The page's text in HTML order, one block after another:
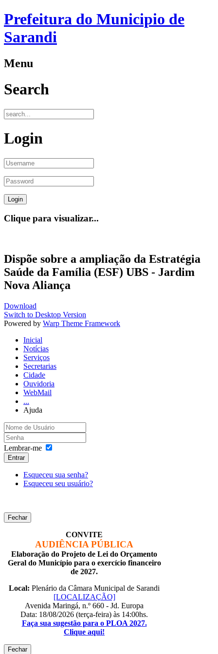
Prefeitura do Municipio de
Sarandi
Menu
Search
Login
Clique para visualizar...
Dispõe sobre a ampliação da Estratégia
Saúde da Família (ESF) UBS - Jardim
Nova Aliança
Download
Switch to Desktop Version
Powered by Warp Theme Framework
Inicial
Notícias
Serviços
Secretarias
Cidade
Ouvidoria
WebMail
...
Ajuda
Lembrar-me
Entrar
Esqueceu sua senha?
Esqueceu seu usuário?
Fechar
CONVITE
AUDIÊNCIA PÚBLICA
Elaboração do Projeto de Lei do Orçamento
Geral do Município para o exercício financeiro
de 2027.
Local: Plenário da Câmara Municipal de Sarandi
[LOCALIZAÇÃO]
Avenida Maringá, n.º 660 - Jd. Europa
Data: 18/08/2026 (terça-feira) às 14:00hs.
Faça sua sugestão para o PLOA 2027.
Clique aqui!
Fechar